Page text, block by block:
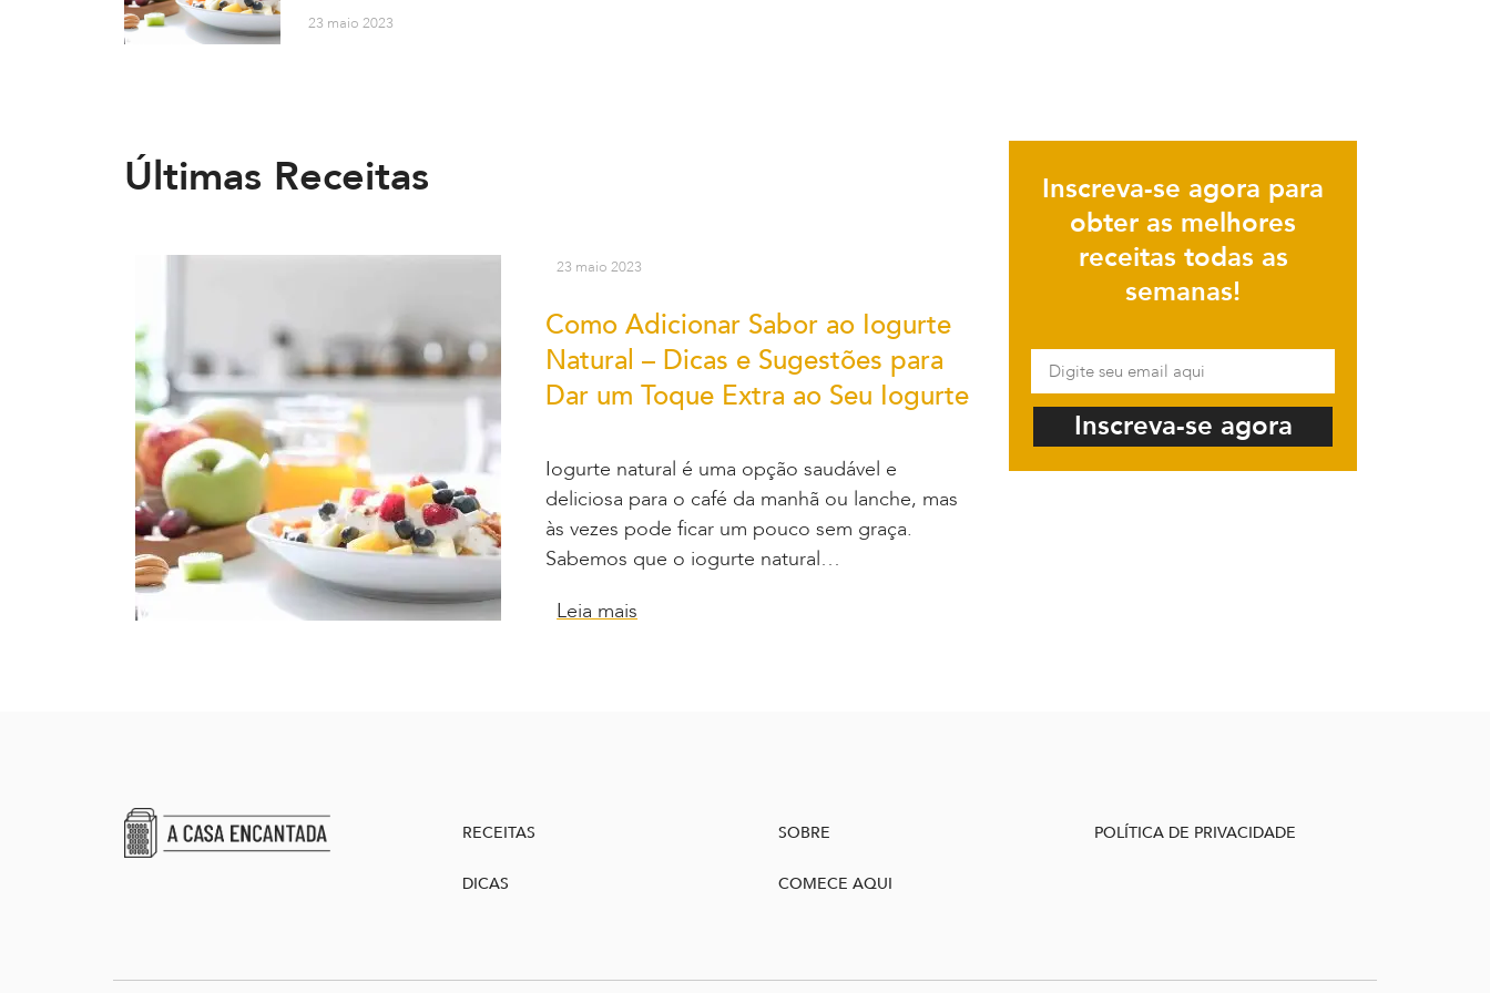
23 maio 2023
Últimas Receitas
23 maio 2023
Como Adicionar Sabor ao Iogurte
Natural – Dicas e Sugestões para
Dar um Toque Extra ao Seu Iogurte
Iogurte natural é uma opção saudável e
deliciosa para o café da manhã ou lanche, mas
às vezes pode ficar um pouco sem graça.
Sabemos que o iogurte natural…
Leia mais
Inscreva-se agora para
obter as melhores
receitas todas as
semanas!
Inscreva-se agora
RECEITAS
DICAS
SOBRE
COMECE AQUI
POLÍTICA DE PRIVACIDADE